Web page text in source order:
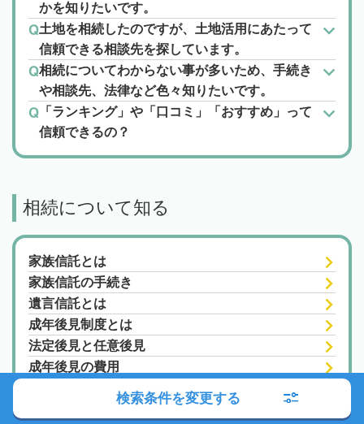
かを知りたいです。
土地を相続したのですが、土地活用にあたって
信頼できる相談先を探しています。
相続についてわからない事が多いため、手続き
や相談先、法律など色々知りたいです。
「ランキング」や「口コミ」「おすすめ」って
信頼できるの？
相続について知る
家族信託とは
家族信託の手続き
遺言信託とは
成年後見制度とは
法定後見と任意後見
成年後見の費用
検索条件を変更する